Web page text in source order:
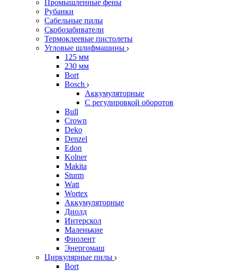
Промышленные фены
Рубанки
Сабельные пилы
Скобозабиватели
Термоклеевые пистолеты
Угловые шлифмашины
125 мм
230 мм
Bort
Bosch
Аккумуляторные
С регулировкой оборотов
Bull
Crown
Deko
Denzel
Edon
Kolner
Makita
Sturm
Watt
Wortex
Аккумуляторные
Диолд
Интерскол
Маленькие
Фиолент
Энергомаш
Циркулярные пилы
Bort